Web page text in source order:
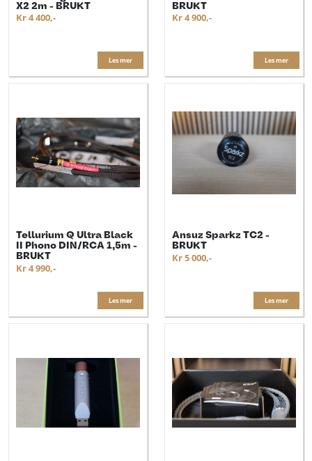
X2 2m - BRUKT
Kr 4 400,-
Les mer
BRUKT
Kr 4 900,-
Les mer
Tellurium Q Ultra Black
II Phono DIN/RCA 1,5m -
BRUKT
Kr 4 990,-
Les mer
Ansuz Sparkz TC2 -
BRUKT
Kr 5 000,-
Les mer